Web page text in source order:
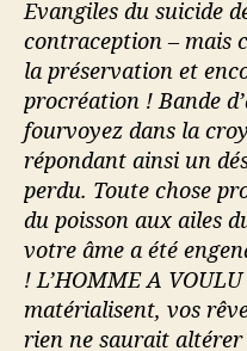
Evangiles du suicide
contraception – mais
la préservation et
procréation ! Bande
fourvoyez dans la
répondant ainsi un
perdu. Toute chose
du poisson aux ailes
votre âme a été
! L’HOMME A
matérialisent, vos
rien ne saurait altérer